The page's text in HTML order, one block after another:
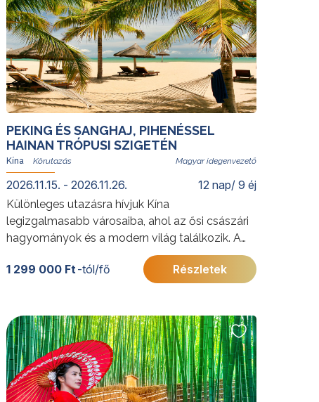
PEKING ÉS SANGHAJ, PIHENÉSSEL
HAINAN TRÓPUSI SZIGETÉN
Kína Magyar idegenvezető
2026.11.15. - 2026.11.26. 12 nap/ 9 éj
Különleges utazásra hívjuk Kína
legizgalmasabb városaiba, ahol az ősi császári
hagyományok és a modern világ találkozik. A
körutazás végén a trópusi Hainan-sziget várja
utasainkat: Kína „keleti Hawaiija”, amely hófehér
tökéletes helyszíne. A festői Yalong-öbölben
eltöltött napok méltó lezárását adják az
élményekben gazdag körutazásnak.
További érdekességekért Kínáról kattintson ide.
1 299 000 Ft-tól/fő Részletek